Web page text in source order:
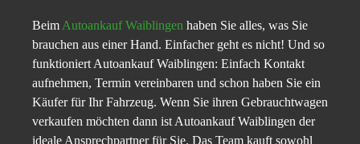
Beim Autoankauf Waiblingen haben Sie alles, was Sie
brauchen aus einer Hand. Einfacher geht es nicht! Und so
funktioniert Autoankauf Waiblingen: Einfach Kontakt
aufnehmen, Termin vereinbaren und schon haben Sie ein
Käufer für Ihr Fahrzeug. Wenn Sie ihren Gebrauchtwagen
verkaufen möchten dann ist Autoankauf Waiblingen der
ideale Ansprechpartner für Sie. Das Team kauft sowohl